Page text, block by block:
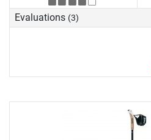
Evaluations (3)